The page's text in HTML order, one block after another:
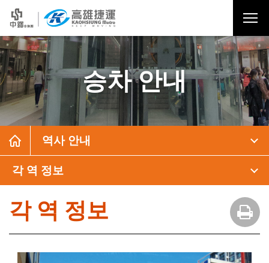
승차 안내
역사 안내
각 역 정보
각 역 정보